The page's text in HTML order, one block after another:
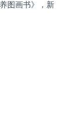
图画书》，新